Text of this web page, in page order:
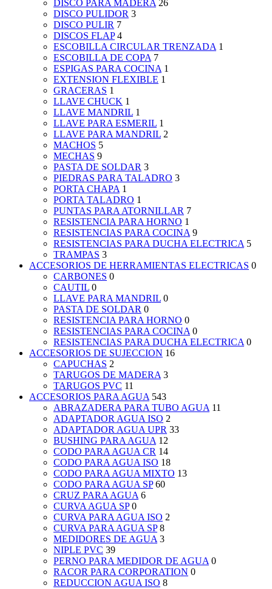
DISCO PARA MADERA 26
DISCO PULIDOR 3
DISCO PULIR 7
DISCOS FLAP 4
ESCOBILLA CIRCULAR TRENZADA 1
ESCOBILLA DE COPA 7
ESPIGAS PARA COCINA 1
EXTENSION FLEXIBLE 1
GRACERAS 1
LLAVE CHUCK 1
LLAVE MANDRIL 1
LLAVE PARA ESMERIL 1
LLAVE PARA MANDRIL 2
MACHOS 5
MECHAS 9
PASTA DE SOLDAR 3
PIEDRAS PARA TALADRO 3
PORTA CHAPA 1
PORTA TALADRO 1
PUNTAS PARA ATORNILLAR 7
RESISTENCIA PARA HORNO 1
RESISTENCIAS PARA COCINA 9
RESISTENCIAS PARA DUCHA ELECTRICA 5
TRAMPAS 3
ACCESORIOS DE HERRAMIENTAS ELECTRICAS 0
CARBONES 0
CAUTIL 0
LLAVE PARA MANDRIL 0
PASTA DE SOLDAR 0
RESISTENCIA PARA HORNO 0
RESISTENCIAS PARA COCINA 0
RESISTENCIAS PARA DUCHA ELECTRICA 0
ACCESORIOS DE SUJECCION 16
CAPUCHAS 2
TARUGOS DE MADERA 3
TARUGOS PVC 11
ACCESORIOS PARA AGUA 543
ABRAZADERA PARA TUBO AGUA 11
ADAPTADOR AGUA ISO 2
ADAPTADOR AGUA UPR 33
BUSHING PARA AGUA 12
CODO PARA AGUA CR 14
CODO PARA AGUA ISO 18
CODO PARA AGUA MIXTO 13
CODO PARA AGUA SP 60
CRUZ PARA AGUA 6
CURVA AGUA SP 0
CURVA PARA AGUA ISO 2
CURVA PARA AGUA SP 8
MEDIDORES DE AGUA 3
NIPLE PVC 39
PERNO PARA MEDIDOR DE AGUA 0
RACOR PARA CORPORATION 0
REDUCCION AGUA ISO 8